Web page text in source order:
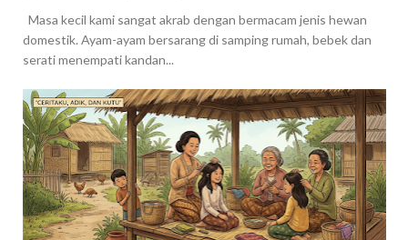
Masa kecil kami sangat akrab dengan bermacam jenis hewan
domestik. Ayam-ayam bersarang di samping rumah, bebek dan
serati menempati kandan...